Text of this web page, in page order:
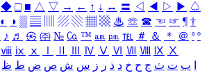
◆ □ ■ △ ▽ → ← ↑ ↓ ↔ 〓 ◁ ◀ ▷ ▶ ♤
◐ ◑ ▒ ▤ ▨ ▧ ▦ ▩ ♨ ☏ ☎ ☜ ☞ ¶ †
♪ ♬ ㉿ ㈜ № ㏇ ™ ㏂ ㏘ ℡ ＃ ＆ ＊ ＠ ª º
ⅷ ⅸ ⅹ Ⅳ Ⅴ Ⅵ Ⅶ Ⅷ Ⅸ Ⅹ
ب ت ث ج ح خ د ذ ر ز س ش ص ض ط ظ